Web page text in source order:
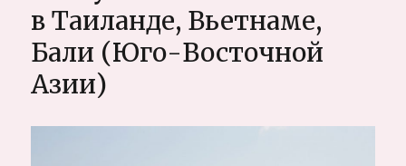
любовь
не
с
в Таиланде, Вьетнаме,
Бали (Юго-Восточной
Азии)